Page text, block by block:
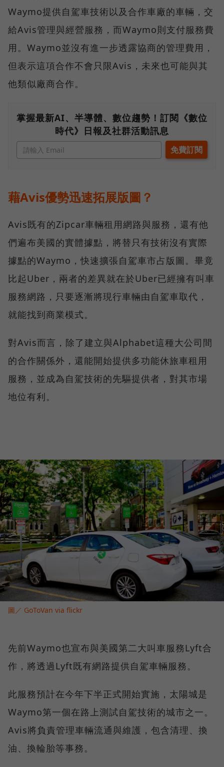
Waymo提供自駕車技術以及合作車廠的車輛，交
給Avis管理與經營服務，而Waymo則支付服務費
用。Waymo並沒有進一步透露協商的管理費用，
但表示這項合作不會只限Avis，未來也可能與其
他類似廠商合作。
掌握最新AI、半導體、數位趨勢！訂閱《數位
時代》日報及社群活動訊息
藉Avis優勢迅速拓展版圖？
Avis既有的Zipcar車輛租用網路與服務，還有他
們遍布美國的實體據點，將替只有技術沒有實際
據點的Waymo，快速擴張自駕車市占版圖。畢竟
比起Uber，兩者的差異就在於Uber已經擁有叫車
服務網路，只要逐漸將現行車輛由自駕車取代，
就能找到商業模式。
對Avis而言，除了建立與Alphabet這種大公司間
的合作關係外，還能開始提供多功能休旅車租用
服務，並成為自駕技術的先驅提供者，對其市場
地位有利。
圖／ GoToVan via flickr
先前Waymo也宣布與美國第二大叫車服務Lyft合
作，將透過Lyft既有網路提供自駕車輛服務。
此服務預計在今年下半正式開始實施，太陽城是
Waymo第一個在路上測試自駕技術的城市之一。
Avis將負責管理車輛流通與維護，包含清理、換
油、換輪胎等事務。